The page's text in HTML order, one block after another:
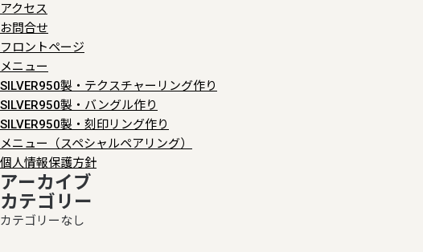
アクセス
お問合せ
フロントページ
メニュー
SILVER950製・テクスチャーリング作り
SILVER950製・バングル作り
SILVER950製・刻印リング作り
メニュー（スペシャルペアリング）
個人情報保護方針
アーカイブ
カテゴリー
カテゴリーなし